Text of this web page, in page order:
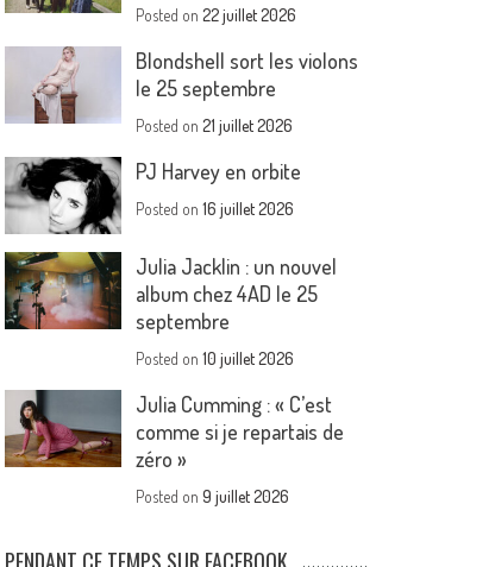
Posted on22 juillet 2026
Blondshell sort les violons
le 25 septembre
Posted on21 juillet 2026
PJ Harvey en orbite
Posted on16 juillet 2026
Julia Jacklin : un nouvel
album chez 4AD le 25
septembre
Posted on10 juillet 2026
Julia Cumming : « C’est
comme si je repartais de
zéro »
Posted on9 juillet 2026